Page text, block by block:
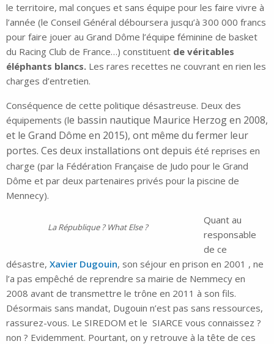
le territoire, mal conçues et sans équipe pour les faire vivre à
l’année (le Conseil Général déboursera jusqu’à 300 000 francs
pour faire jouer au Grand Dôme l’équipe féminine de basket
du Racing Club de France…) constituent de véritables
éléphants blancs. Les rares recettes ne couvrant en rien les
charges d’entretien.
Conséquence de cette politique désastreuse. Deux des
équipements (le bassin nautique Maurice Herzog en 2008,
et le Grand Dôme en 2015), ont même du fermer leur
portes. Ces deux installations ont depuis été reprises en
charge (par la Fédération Française de Judo pour le Grand
Dôme et par deux partenaires privés pour la piscine de
Mennecy).
La République ? What Else ?
Quant au
responsable
de ce
désastre, Xavier Dugouin, son séjour en prison en 2001 , ne
l’a pas empêché de reprendre sa mairie de Nemmecy en
2008 avant de transmettre le trône en 2011 à son fils.
Désormais sans mandat, Dugouin n’est pas sans ressources,
rassurez-vous. Le SIREDOM et le SIARCE vous connaissez ?
non ? Evidemment. Pourtant, on y retrouve à la tête de ces